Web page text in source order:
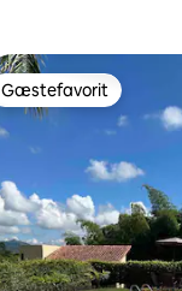
Gæstefavorit
Gæstefavorit